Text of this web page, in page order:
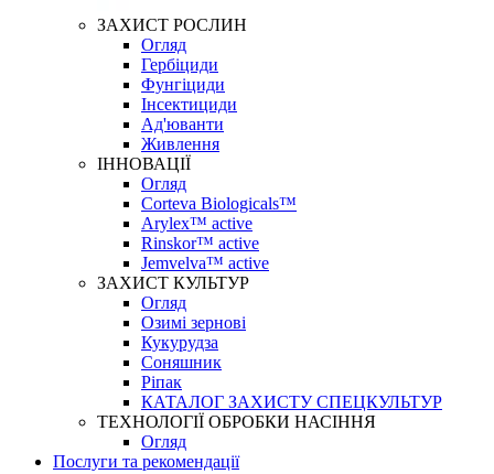
ЗАХИСТ РОСЛИН
Огляд
Гербіциди
Фунгіциди
Інсектициди
Ад'юванти
Живлення
ІННОВАЦІЇ
Огляд
Corteva Biologicals™
Arylex™ active
Rinskor™ active
Jemvelva™ active
ЗАХИСТ КУЛЬТУР
Огляд
Озимі зернові
Кукурудза
Соняшник
Ріпак
КАТАЛОГ ЗАХИСТУ СПЕЦКУЛЬТУР
ТЕХНОЛОГІЇ ОБРОБКИ НАСІННЯ
Огляд
Послуги та рекомендації